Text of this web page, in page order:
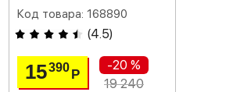
Код товара: 168890
(4.5)
15390Р
-20 %
19 240